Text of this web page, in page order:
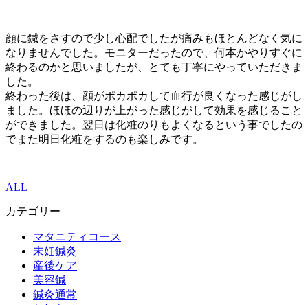
顔に鍼をさすので少し心配でしたが痛みもほとんどなく気に
なりませんでした。モニターだったので、何本かやりすぐに
終わるのかと思いましたが、とても丁寧にやっていただきま
した。
終わった後は、顔がポカポカして血行が良くなった感じがし
ました。ほほの辺りが上がった感じがして効果を感じること
ができました。翌日は化粧のりもよくなるという事でしたの
でまた明日化粧をするのも楽しみです。
ALL
カテゴリー
マタニティコース
未妊鍼灸
産後ケア
美容鍼
鍼灸通常